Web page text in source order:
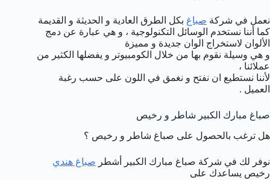
نعمل في شركة صباغ بكل الطرق العادية و الحديثة و القديمة
كما أننا نستخدم الوسائل التكنولوجية ، و هي عبارة عن دمج
الألوان لاستخراج الوان جديدة و مميزة
و هي وسيلة نقوم بها من خلال الكومبيوتر و يفضلها الكثير من
عملائنا ،
لأننا نستطيع ان نفتح و نغمق في اللون على حسب رغبة
العميل .
صباغ مبارك الكبير شاطر و رخيص
هل ترغب بالحصول على صباغ شاطر و رخيص ؟
نوفر لك في شركة صباغ مبارك الكبير أشطر صباغ هندي
رخيص يساعدك على